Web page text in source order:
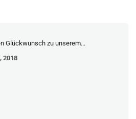
Glückwunsch zu unserem...
2018